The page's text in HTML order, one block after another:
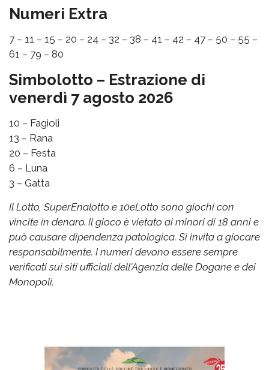
Numeri Extra
7 – 11 – 15 – 20 – 24 – 32 – 38 – 41 – 42 – 47 – 50 – 55 –
61 – 79 – 80
Simbolotto – Estrazione di
venerdì 7 agosto 2026
10 – Fagioli
13 – Rana
20 – Festa
6 – Luna
3 – Gatta
Il Lotto, SuperEnalotto e 10eLotto sono giochi con
vincite in denaro. Il gioco è vietato ai minori di 18 anni e
può causare dipendenza patologica. Si invita a giocare
responsabilmente. I numeri devono essere sempre
verificati sui siti ufficiali dell'Agenzia delle Dogane e dei
Monopoli.